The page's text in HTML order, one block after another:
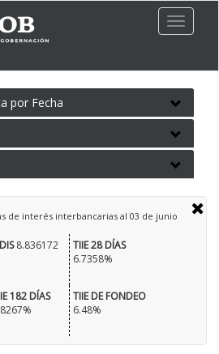
Toggle
por Fecha
de interés interbancarias al 03 de junio
8.836172
TIIE 28 DÍAS
6.7358%
182 DÍAS
TIIE DE FONDEO
6.48%